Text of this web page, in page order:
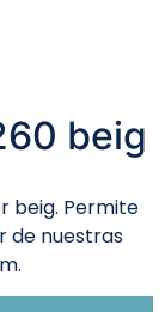
beig
beig. Permite
de nuestras